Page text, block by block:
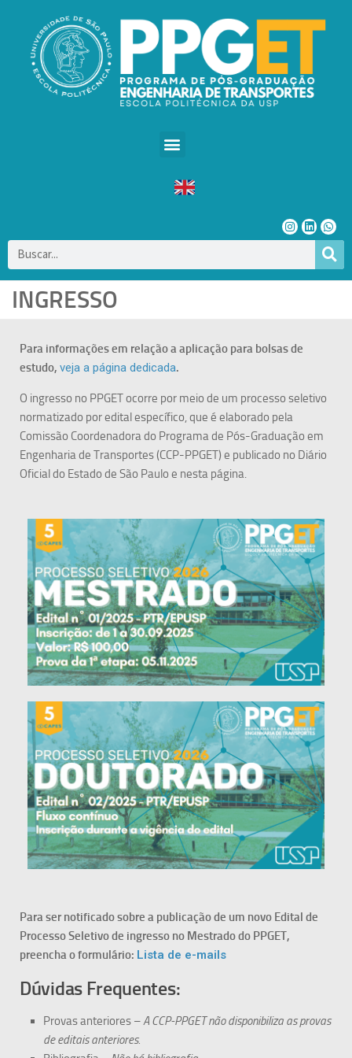
INGRESSO
Para informações em relação a aplicação para bolsas de
estudo, veja a página dedicada.
O ingresso no PPGET ocorre por meio de um processo seletivo
normatizado por edital específico, que é elaborado pela
Comissão Coordenadora do Programa de Pós-Graduação em
Engenharia de Transportes (CCP-PPGET) e publicado no Diário
Oficial do Estado de São Paulo e nesta página.
Para ser notificado sobre a publicação de um novo Edital de
Processo Seletivo de ingresso no Mestrado do PPGET,
preencha o formulário: Lista de e-mails
Dúvidas Frequentes:
Provas anteriores –A CCP-PPGET não disponibiliza as provas
de editais anteriores.